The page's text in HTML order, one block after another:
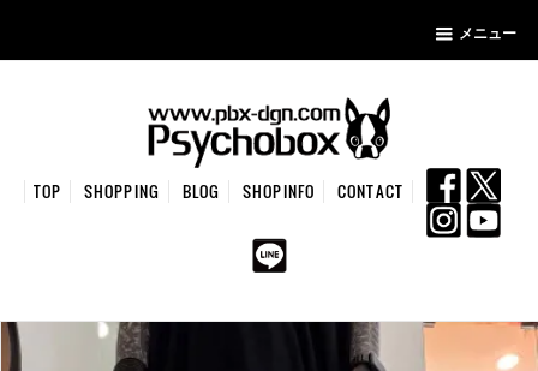
メニュー
TOP SHOPPING BLOG SHOPINFO CONTACT